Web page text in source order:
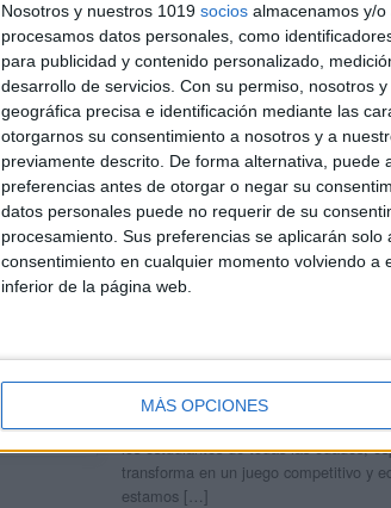
Nosotros y nuestros 1019 socios almacenamos y/
procesamos datos personales, como
para publicidad y contenido personalizado,
desarrollo de servicios. Con su permiso, nosotros
geográfica precisa e identificación mediante las
otorgarnos su consentimiento a nosotros y a
previamente descrito. De forma alternativa,
preferencias antes de otorgar o negar su
datos personales puede no requerir de su
procesamiento. Sus preferencias se aplicarán
consentimiento en cualquier momento volviendo
inferior de la página web.
MÁS OPCIONES
0
Menos pantallas. Plantilla
Publicado el 14 agosto, 2025
Este recurso imprimible permite
de forma divertida y sin necesidad de
el vocabulario, la rapidez mental y la
SEGUIR LEYENDO
Publicado el 22 abril, 2024
Aprender gramática puede ser una
los estudiantes de todas las edades,
transforma en un juego competitivo y
estamos […]